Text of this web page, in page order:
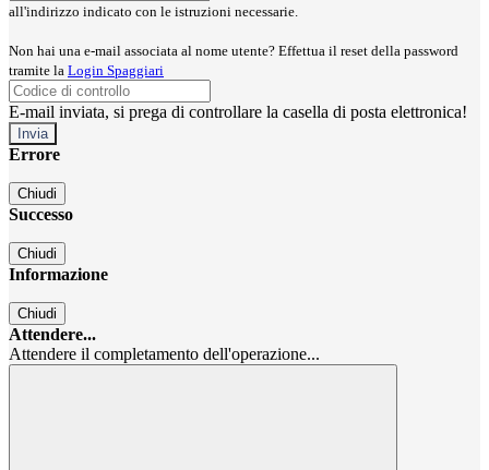
all'indirizzo indicato con le istruzioni necessarie.
Non hai una e-mail associata al nome utente? Effettua il reset della password
tramite la Login Spaggiari
E-mail inviata, si prega di controllare la casella di posta elettronica!
Errore
Chiudi
Successo
Chiudi
Informazione
Chiudi
Attendere...
Attendere il completamento dell'operazione...